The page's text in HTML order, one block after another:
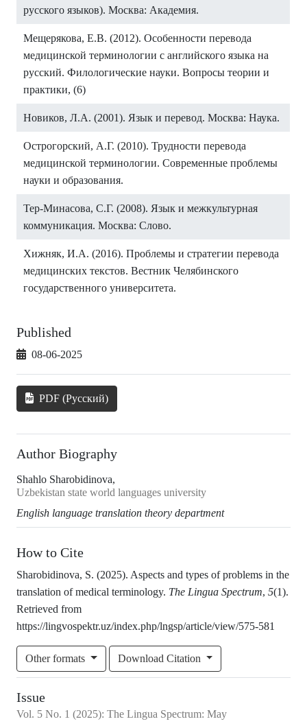
русского языков). Москва: Академия.
Мещерякова, Е.В. (2012). Особенности перевода
медицинской терминологии с английского языка на
русский. Филологические науки. Вопросы теории и
практики, (6)
Новиков, Л.А. (2001). Язык и перевод. Москва: Наука.
Острогорский, А.Г. (2010). Трудности перевода
медицинской терминологии. Современные проблемы
науки и образования.
Тер-Минасова, С.Г. (2008). Язык и межкультурная
коммуникация. Москва: Слово.
Хижняк, И.А. (2016). Проблемы и стратегии перевода
медицинских текстов. Вестник Челябинского
государственного университета.
Published
08-06-2025
PDF (Русский)
Author Biography
Shahlo Sharobidinova,
Uzbekistan state world languages university
English language translation theory department
How to Cite
Sharobidinova, S. (2025). Aspects and types of problems in the
translation of medical terminology. The Lingua Spectrum, 5(1).
Retrieved from
https://lingvospektr.uz/index.php/lngsp/article/view/575-581
Other formats Download Citation
Issue
Vol. 5 No. 1 (2025): The Lingua Spectrum: May